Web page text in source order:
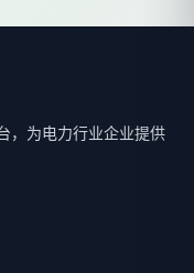
，为电力行业企业提供